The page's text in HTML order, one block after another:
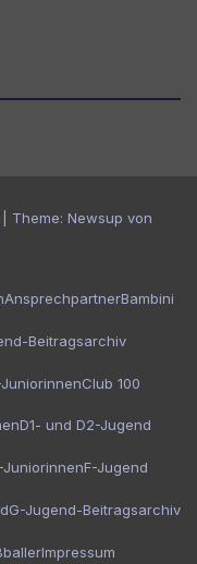
Theme: Newsup von
AnsprechpartnerBambini
Beitragsarchiv
Club 100
D1- und D2-Jugend
JuniorinnenF-Jugend
G-Jugend-Beitragsarchiv
Impressum